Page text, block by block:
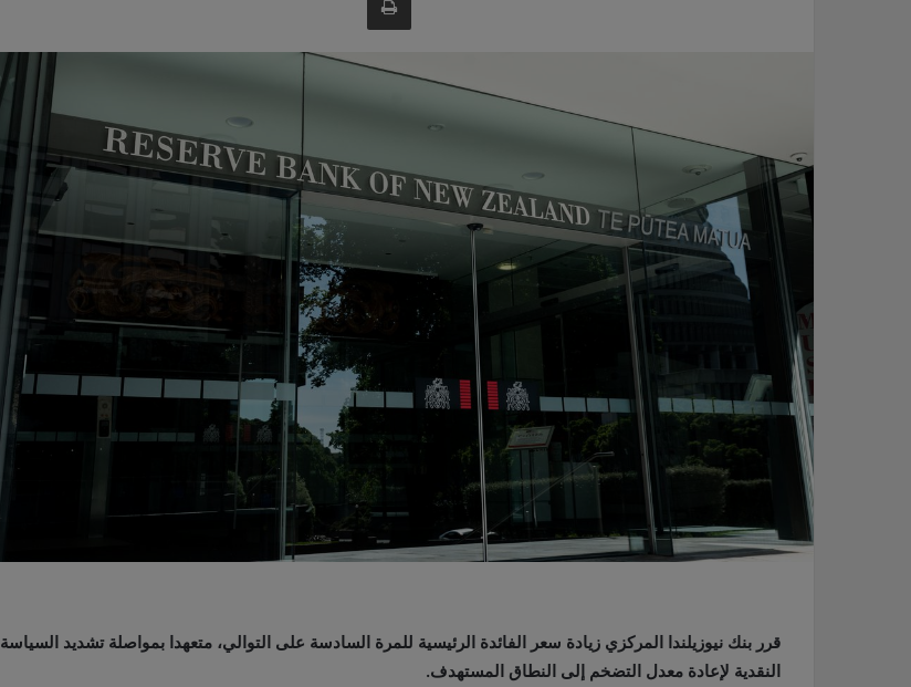
قرر بنك نيوزيلندا المركزي زيادة سعر الفائدة الرئيسية للمرة السادسة على التوالي، متعهدا بمواصلة تشديد السياسة
النقدية لإعادة معدل التضخم إلى النطاق المستهدف.